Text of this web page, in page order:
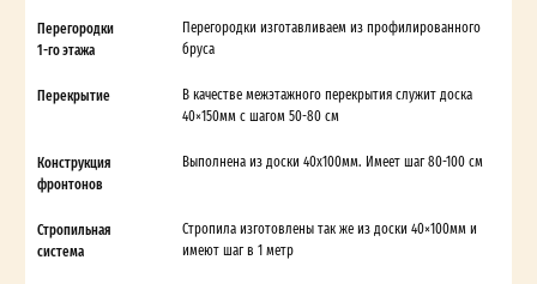
Перегородки
1-го этажа
Перегородки изготавливаем из профилированного
бруса
Перекрытие
В качестве межэтажного перекрытия служит доска
40×150мм с шагом 50-80 см
Конструкция
фронтонов
Выполнена из доски 40х100мм. Имеет шаг 80-100 см
Стропильная
система
Стропила изготовлены так же из доски 40×100мм и
имеют шаг в 1 метр